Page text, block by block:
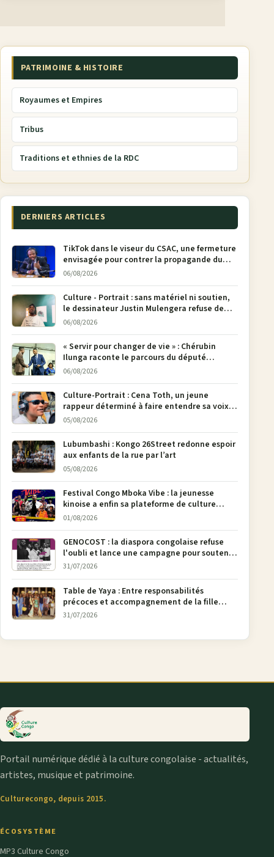
PATRIMOINE & HISTOIRE
Royaumes et Empires
Tribus
Traditions et ethnies de la RDC
DERNIERS ARTICLES
TikTok dans le viseur du CSAC, une fermeture
envisagée pour contrer la propagande du
M23
06/08/2026
Culture - Portrait : sans matériel ni soutien,
le dessinateur Justin Mulengera refuse de
poser son crayon
06/08/2026
« Servir pour changer de vie » : Chérubin
Ilunga raconte le parcours du député
national Jethro Muyombi Tshimbu en 137
06/08/2026
Culture-Portrait : Cena Toth, un jeune
rappeur déterminé à faire entendre sa voix à
Bunia
05/08/2026
Lubumbashi : Kongo 26Street redonne espoir
aux enfants de la rue par l’art
05/08/2026
Festival Congo Mboka Vibe : la jeunesse
kinoise a enfin sa plateforme de culture
urbaine
01/08/2026
GENOCOST : la diaspora congolaise refuse
l'oubli et lance une campagne pour soutenir
la pétition FONAREV depuis Bruxelles
31/07/2026
Table de Yaya : Entre responsabilités
précoces et accompagnement de la fille
aînée, la diaspora en débat
31/07/2026
Portail numérique dédié à la culture congolaise - actualités,
artistes, musique et patrimoine.
Culturecongo, depuis 2015.
ÉCOSYSTÈME
MP3 Culture Congo